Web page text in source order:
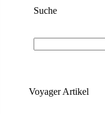
Suche
Voyager Artikel